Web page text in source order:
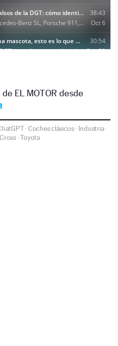
EL MOTOR desde
·Coches clásicos· Industria·
·Toyota